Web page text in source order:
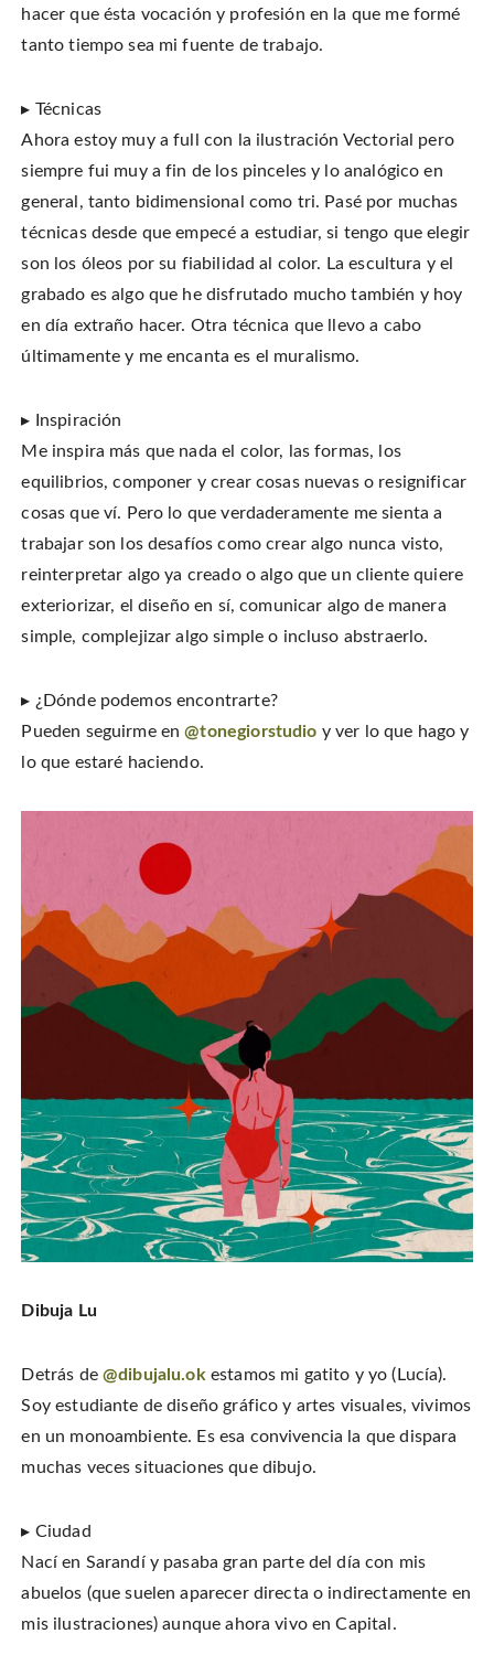
hacer que ésta vocación y profesión en la que me formé
tanto tiempo sea mi fuente de trabajo.
▸ Técnicas
Ahora estoy muy a full con la ilustración Vectorial pero
siempre fui muy a fin de los pinceles y lo analógico en
general, tanto bidimensional como tri. Pasé por muchas
técnicas desde que empecé a estudiar, si tengo que elegir
son los óleos por su fiabilidad al color. La escultura y el
grabado es algo que he disfrutado mucho también y hoy
en día extraño hacer. Otra técnica que llevo a cabo
últimamente y me encanta es el muralismo.
▸ Inspiración
Me inspira más que nada el color, las formas, los
equilibrios, componer y crear cosas nuevas o resignificar
cosas que ví. Pero lo que verdaderamente me sienta a
trabajar son los desafíos como crear algo nunca visto,
reinterpretar algo ya creado o algo que un cliente quiere
exteriorizar, el diseño en sí, comunicar algo de manera
simple, complejizar algo simple o incluso abstraerlo.
▸ ¿Dónde podemos encontrarte?
Pueden seguirme en@tonegiorstudio y ver lo que hago y
lo que estaré haciendo.
Dibuja Lu
Detrás de @dibujalu.ok estamos mi gatito y yo (Lucía).
Soy estudiante de diseño gráfico y artes visuales, vivimos
en un monoambiente. Es esa convivencia la que dispara
muchas veces situaciones que dibujo.
▸ Ciudad
Nací en Sarandí y pasaba gran parte del día con mis
abuelos (que suelen aparecer directa o indirectamente en
mis ilustraciones) aunque ahora vivo en Capital.